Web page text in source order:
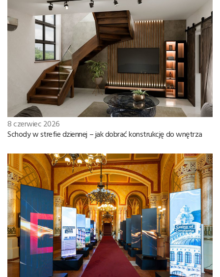
8 czerwiec 2026
Schody w strefie dziennej – jak dobrać konstrukcję do wnętrza